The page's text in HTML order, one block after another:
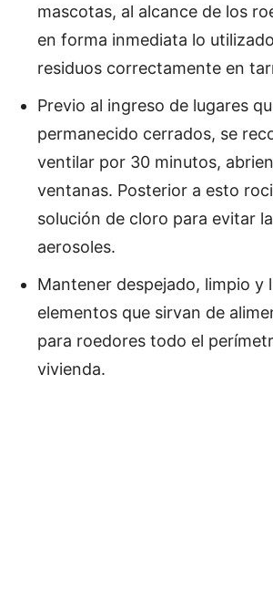
mascotas, al alcance de los
en forma inmediata lo
residuos correctamente en
Previo al ingreso de lugares
permanecido cerrados, se
ventilar por 30 minutos,
ventanas. Posterior a esto
solución de cloro para evitar
aerosoles.
Mantener despejado, limpio y
elementos que sirvan de
para roedores todo el
vivienda.